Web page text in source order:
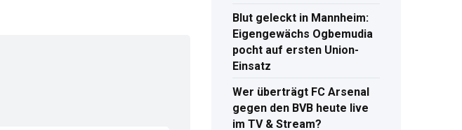
Blut geleckt in Mannheim:
Eigengewächs Ogbemudia
pocht auf ersten Union-
Einsatz
Wer überträgt FC Arsenal
gegen den BVB heute live
im TV & Stream?